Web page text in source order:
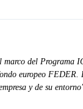
marco del Programa
europeo
y de su